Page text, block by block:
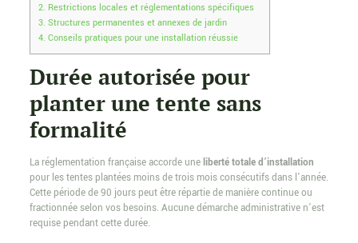
2. Restrictions locales et réglementations spécifiques
3. Structures permanentes et annexes de jardin
4. Conseils pratiques pour une installation réussie
Durée autorisée pour
planter une tente sans
formalité
La réglementation française accorde uneliberté totale d’installation
pour les tentes plantées moins de trois mois consécutifs dans l’année.
Cette période de 90 jours peut être répartie de manière continue ou
fractionnée selon vos besoins. Aucune démarche administrative n’est
requise pendant cette durée.